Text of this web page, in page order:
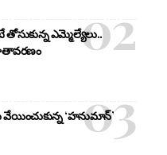
తోసుకున్న ఎమ్మెల్యేలు..
వేయించుకున్న ‘హనుమాన్’